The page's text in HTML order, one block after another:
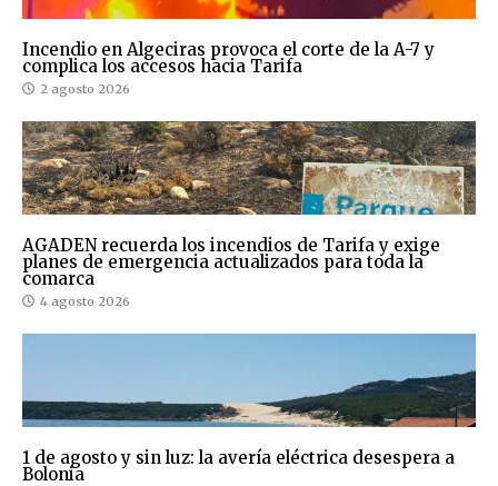
Incendio en Algeciras provoca el corte de la A-7 y
complica los accesos hacia Tarifa
2 agosto 2026
AGADEN recuerda los incendios de Tarifa y exige
planes de emergencia actualizados para toda la
comarca
4 agosto 2026
1 de agosto y sin luz: la avería eléctrica desespera a
Bolonia